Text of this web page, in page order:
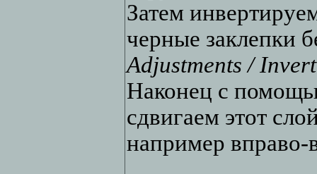
Затем
черные заклепки
Adjustments / Invert
Наконец с
сдвигаем этот
например вправо-